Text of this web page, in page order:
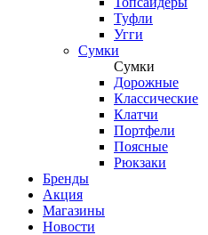
Туфли
Угги
Сумки
Сумки
Дорожные
Классические
Клатчи
Портфели
Поясные
Рюкзаки
Бренды
Акция
Магазины
Новости